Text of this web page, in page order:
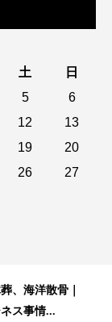
土
日
5
6
12
13
19
20
26
27
、海洋散骨｜
ス事情...